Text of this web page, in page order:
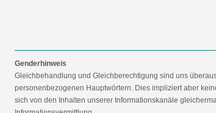
Genderhinweis
Gleichbehandlung und Gleichberechtigung sind uns
personenbezogenen Hauptwörtern. Dies impliziert aber
sich von den Inhalten unserer Informationskanäle